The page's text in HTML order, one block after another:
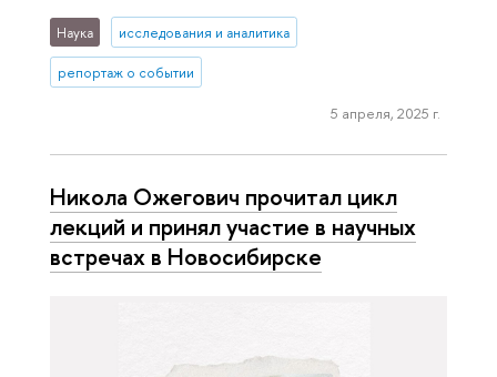
Наука исследования и аналитика
репортаж о событии
5 апреля, 2025 г.
Никола Ожегович прочитал цикл
лекций и принял участие в научных
встречах в Новосибирске